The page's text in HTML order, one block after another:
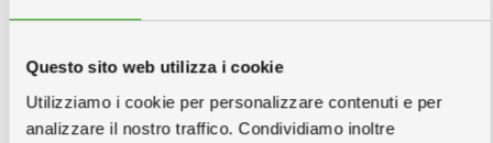
Questo sito web utilizza i cookie
Utilizziamo i cookie per personalizzare contenuti e per
analizzare il nostro traffico. Condividiamo inoltre
Servizi Grafici info